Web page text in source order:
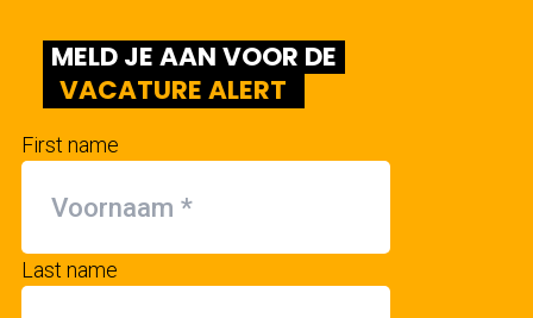
MELD JE AAN VOOR DE
VACATURE ALERT
First name
Last name